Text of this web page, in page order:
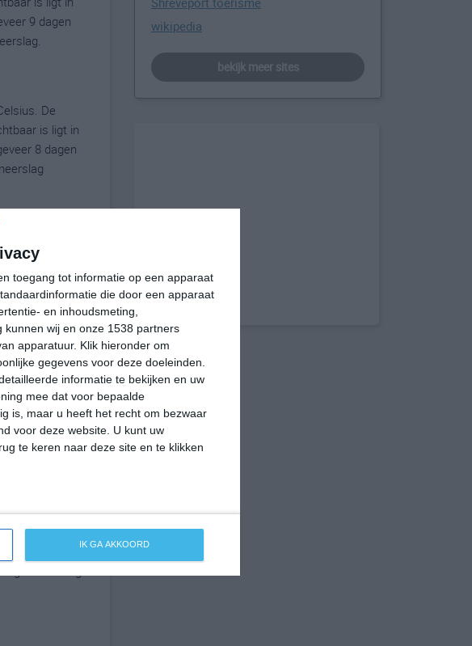
toegang tot informatie op een apparaat
die door een apparaat
en inhoudsmeting,
kunnen wij en onze 1538 partners
apparatuur. Klik hieronder om
gegevens voor deze doeleinden.
informatie te bekijken en uw
mee dat voor bepaalde
is, maar u heeft het recht om bezwaar
voor deze website. U kunt uw
te keren naar deze site en te klikken
IK GA AKKOORD
9 dagen
De
is ligt in
8 dagen
De
is ligt in
9 dagen
De
is ligt in april
neerslag.
De
is ligt in mei
neerslag.
wikipedia
bekijk meer sites